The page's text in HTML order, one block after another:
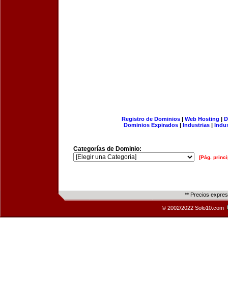
Registro de Dominios| Web Hosting |
Dominios Expirados | Industrias |
Categorías de Dominio:
[Pág.
** Precios
© 2002/2022 Solo10.com